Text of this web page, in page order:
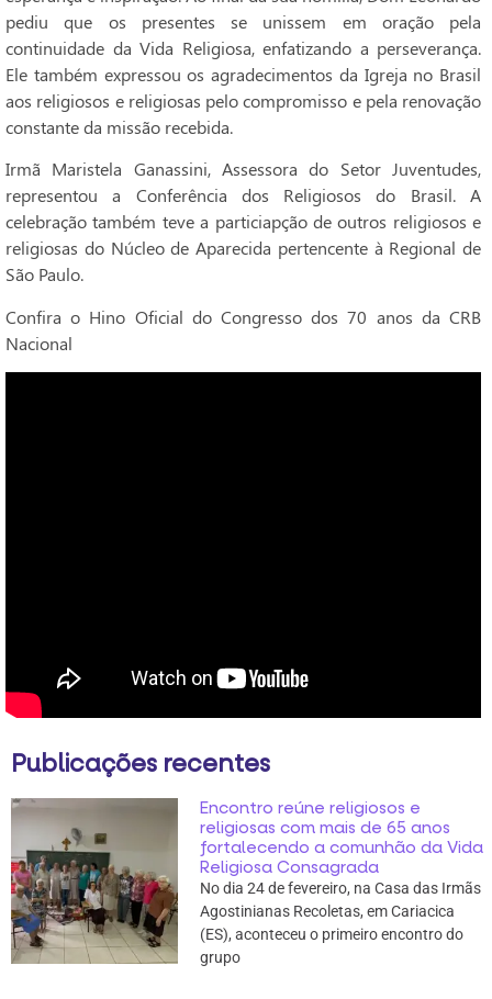
pediu que os presentes se unissem em oração pela
continuidade da Vida Religiosa, enfatizando a perseverança.
Ele também expressou os agradecimentos da Igreja no Brasil
aos religiosos e religiosas pelo compromisso e pela renovação
constante da missão recebida.
Irmã Maristela Ganassini, Assessora do Setor Juventudes,
representou a Conferência dos Religiosos do Brasil. A
celebração também teve a particiapção de outros religiosos e
religiosas do Núcleo de Aparecida pertencente à Regional de
São Paulo.
Confira o Hino Oficial do Congresso dos 70 anos da CRB
Nacional
Publicações recentes
Encontro reúne religiosos e
religiosas com mais de 65 anos
fortalecendo a comunhão da Vida
Religiosa Consagrada
No dia 24 de fevereiro, na Casa das Irmãs
Agostinianas Recoletas, em Cariacica
(ES), aconteceu o primeiro encontro do
grupo